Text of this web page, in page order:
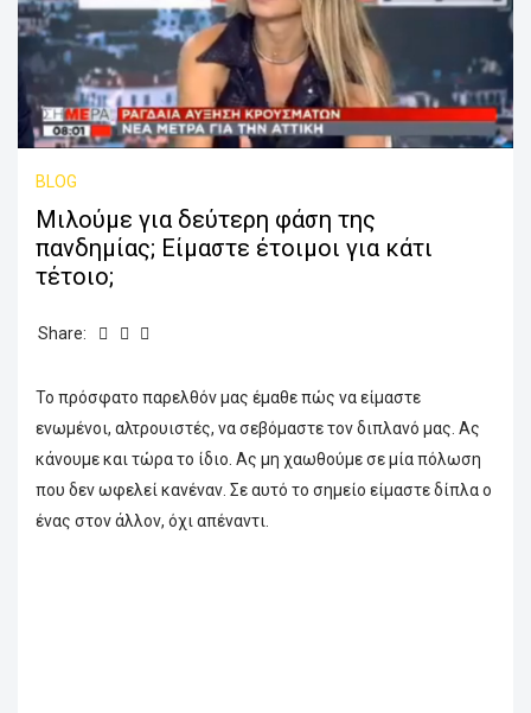
BLOG
Μιλούμε για δεύτερη φάση της
πανδημίας; Είμαστε έτοιμοι για κάτι
τέτοιο;
Share:
Το πρόσφατο παρελθόν μας έμαθε πώς να είμαστε
ενωμένοι, αλτρουιστές, να σεβόμαστε τον διπλανό μας. Ας
κάνουμε και τώρα το ίδιο. Ας μη χαωθούμε σε μία πόλωση
που δεν ωφελεί κανέναν. Σε αυτό το σημείο είμαστε δίπλα ο
ένας στον άλλον, όχι απέναντι.